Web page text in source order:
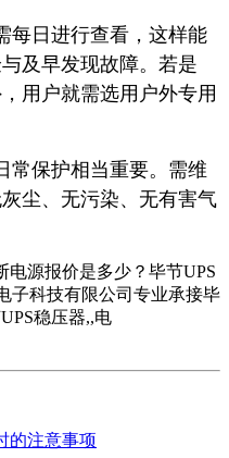
每日进行查看，这样能
及早发现故障。若是
用户就需选用户外专用
常保护相当重要。需维
尘、无污染、无有害气
电源报价是多少？毕节UPS
子科技有限公司专业承接毕
稳压器,,电
的注意事项